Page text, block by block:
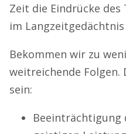
Zeit die Eindrücke
im Langzeitgedächtnis
Bekommen wir zu
weitreichende Folgen.
sein:
Beeinträchtigung